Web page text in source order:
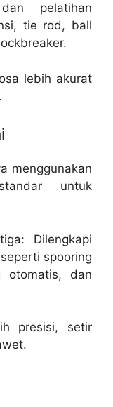
pelatihan
tie rod, ball
lebih akurat
menggunakan
untuk
Dilengkapi
spooring
otomatis, dan
presisi, setir